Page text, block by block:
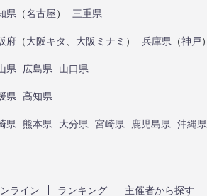
県 （名古屋） 三重県
府 （大阪キタ 大阪ミナミ ） 兵庫県 （神戸）
県 広島県 山口県
県 高知県
県 熊本県 大分県 宮崎県 鹿児島県 沖縄県
ライン ランキング 主催者から探す